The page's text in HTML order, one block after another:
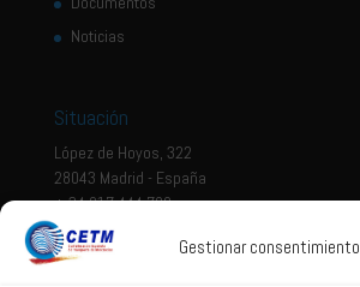
Gestionar consentimiento
Noticias
Situación
López de Hoyos, 322
28043 Madrid - España
+ 34 917 444 700